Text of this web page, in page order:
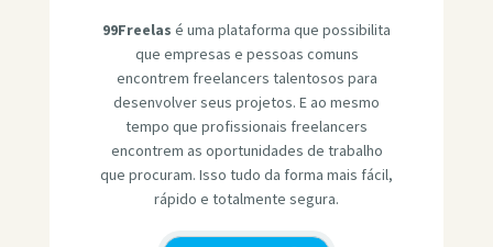
99Freelas é uma plataforma que possibilita
que empresas e pessoas comuns
encontrem freelancers talentosos para
desenvolver seus projetos. E ao mesmo
tempo que profissionais freelancers
encontrem as oportunidades de trabalho
que procuram. Isso tudo da forma mais fácil,
rápido e totalmente segura.